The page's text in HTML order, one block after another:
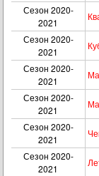
Сезон 2020-
2021
Сезон 2020-
2021
Сезон 2020-
2021
Сезон 2020-
2021
Сезон 2020-
2021
Сезон 2020-
2021